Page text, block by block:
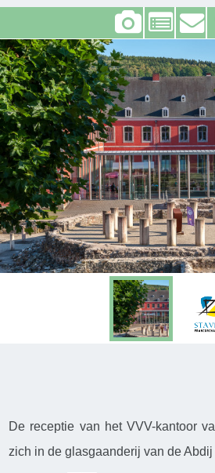
De receptie van het VVV-kantoor
zich in de glasgaanderij van de